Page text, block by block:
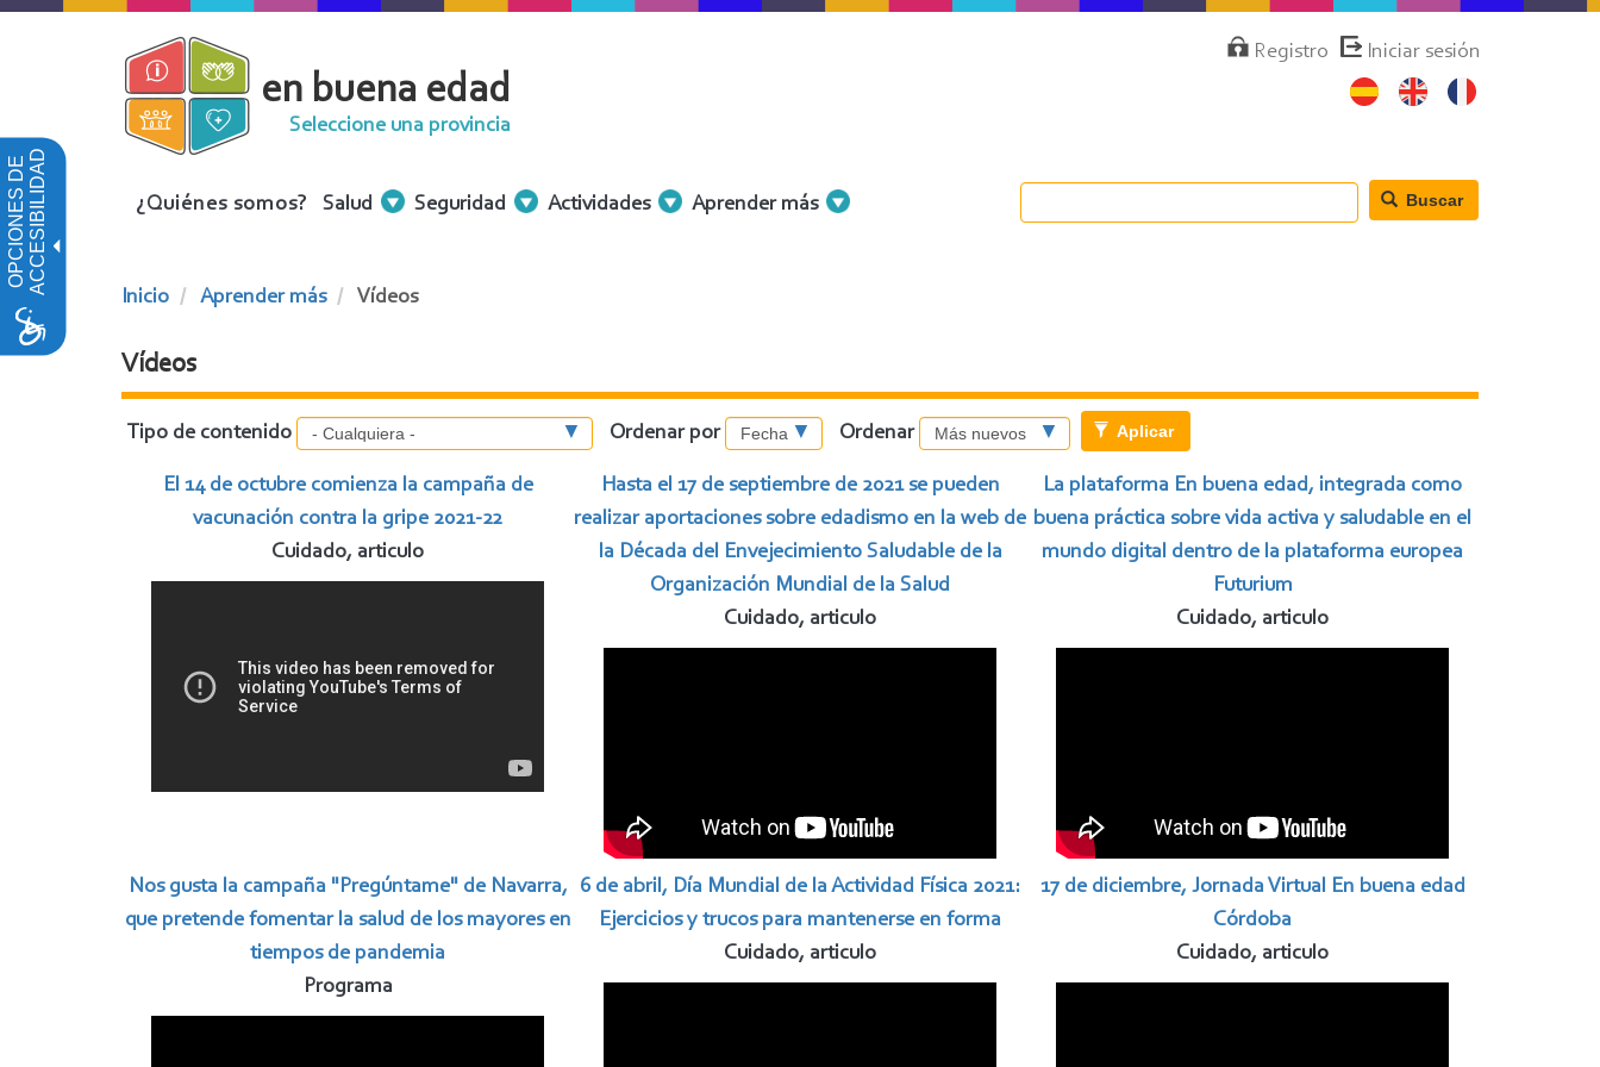
OPCIONES DEACCESIBILIDAD
Pasar
MenúRegistro Iniciar sesión
en buena edad
Seleccione una provincia
Menu
¿Quiénes somos? Salud Seguridad Actividades Aprender más Buscar
Inicio Aprender más Vídeos
Vídeos
Tipo de contenido Ordenar por Ordenar Aplicar
El 14 de octubre comienza la campaña de
vacunación contra la gripe 2021-22
Cuidado, articulo
Hasta el 17 de septiembre de 2021 se pueden
realizar aportaciones sobre edadismo en la web de
la Década del Envejecimiento Saludable de la
Organización Mundial de la Salud
Cuidado, articulo
La plataforma En buena edad, integrada como
buena práctica sobre vida activa y saludable en el
mundo digital dentro de la plataforma europea
Futurium
Cuidado, articulo
Nos gusta la campaña "Pregúntame" de Navarra,
que pretende fomentar la salud de los mayores en
tiempos de pandemia
Programa
6 de abril, Día Mundial de la Actividad Física 2021:
Ejercicios y trucos para mantenerse en forma
Cuidado, articulo
17 de diciembre, Jornada Virtual En buena edad
Córdoba
Cuidado, articulo